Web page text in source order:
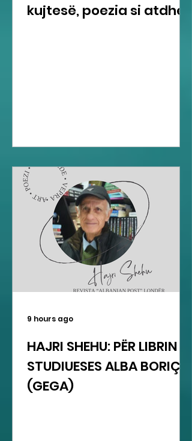
kujtesë, poezia si atdhe
HAJRI SHEHU: PËR LIBRIN E
STUDIUESES ALBA BORIÇI
(GEGA)
9 hours ago